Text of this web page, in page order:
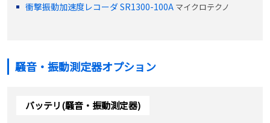
衝撃振動加速度レコーダ SR1300-100A マイクロテクノ
騒音・振動測定器オプション
バッテリ(騒音・振動測定器)